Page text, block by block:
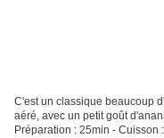
C'est un classique beaucoup
aéré, avec un petit goût
Préparation : 25min -